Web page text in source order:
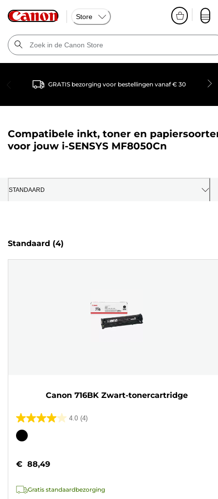
Store
GRATIS bezorging voor bestellingen vanaf € 30
Compatibele inkt, toner en
voor jouw i-SENSYS MF8050Cn
STANDAARD
Standaard (4)
Canon 716BK Zwart-tonercartridge
4.0 (4)
4.0
van
sterren.
beoordelingen
Kleurencartridge
€ 88,49
Gratis standaardbezorging